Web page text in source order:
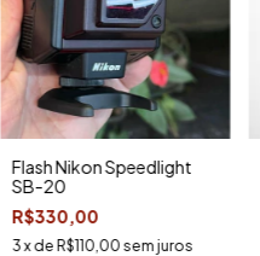
Flash Nikon Speedlight
SB-20
R$330,00
3x de R$110,00 sem juros